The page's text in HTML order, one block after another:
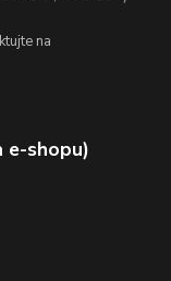
na
e-shopu)